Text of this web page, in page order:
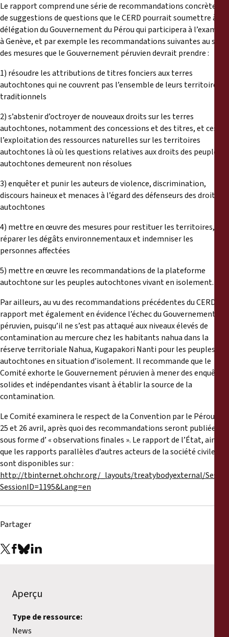
Le rapport comprend une série de recommandations concrètes et
de suggestions de questions que le CERD pourrait soumettre à la
délégation du Gouvernement du Pérou qui participera à l’examen
à Genève, et par exemple les recommandations suivantes au sujet
des mesures que le Gouvernement péruvien devrait prendre :
1) résoudre les attributions de titres fonciers aux terres
autochtones qui ne couvrent pas l’ensemble de leurs territoires
traditionnels
2) s’abstenir d’octroyer de nouveaux droits sur les terres
autochtones, notamment des concessions et des titres, et cesser
l’exploitation des ressources naturelles sur les territoires
autochtones là où les questions relatives aux droits des peuples
autochtones demeurent non résolues
3) enquêter et punir les auteurs de violence, discrimination,
discours haineux et menaces à l’égard des défenseurs des droits
autochtones
4) mettre en œuvre des mesures pour restituer les territoires,
réparer les dégâts environnementaux et indemniser les
personnes affectées
5) mettre en œuvre les recommandations de la plateforme
autochtone sur les peuples autochtones vivant en isolement.
Par ailleurs, au vu des recommandations précédentes du CERD, le
rapport met également en évidence l’échec du Gouvernement
péruvien, puisqu’il ne s’est pas attaqué aux niveaux élevés de
contamination au mercure chez les habitants nahua dans la
réserve territoriale Nahua, Kugapakori Nanti pour les peuples
autochtones en situation d’isolement. Il recommande que le
Comité exhorte le Gouvernement péruvien à mener des enquêtes
solides et indépendantes visant à établir la source de la
contamination.
Le Comité examinera le respect de la Convention par le Pérou les
25 et 26 avril, après quoi des recommandations seront publiées
sous forme d’ « observations finales ». Le rapport de l’État, ainsi
que les rapports parallèles d’autres acteurs de la société civile
sont disponibles sur :
http://tbinternet.ohchr.org/_layouts/treatybodyexternal/
SessionID=1195&Lang=en
Partager
Aperçu
Type de ressource:
News